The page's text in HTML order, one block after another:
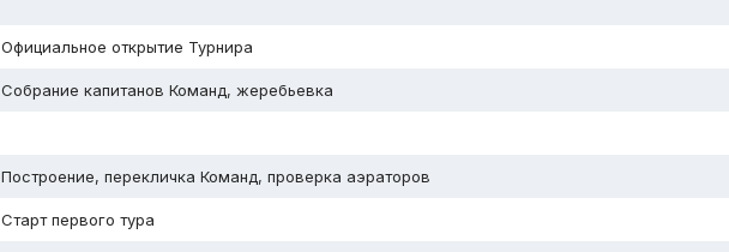
Официальное открытие Турнира
Собрание капитанов Команд, жеребьевка
Построение, перекличка Команд, проверка аэраторов
Старт первого тура